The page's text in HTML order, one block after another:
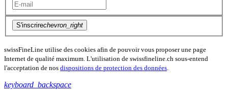
S'inscrirechevron_right
swissFineLine utilise des cookies afin de pouvoir vous proposer une page
Internet de qualité maximum. L'utilisation de swissfineline.ch sous-entend
l'acceptation de nos dispositions de protection des données.
keyboard_backspace